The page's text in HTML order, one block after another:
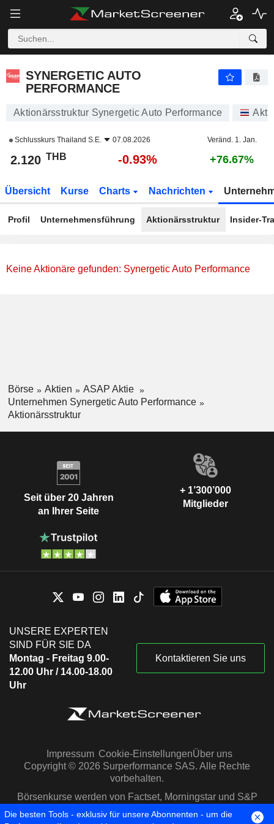
SYNERGETIC AUTO
PERFORMANCE
Aktionärsstruktur Synergetic Auto Performance
Schlusskurs Thailand S.E. 07.08.2026 Veränd. 1. Jan.
2.120 THB -0.93% +76.67%
Übersicht Kurse Charts Nachrichten
Profil Unternehmensführung Aktionärsstruktur Insider-
Keine Aktionäre gefunden: Synergetic Auto Performance
Börse Aktien
ASAP Aktie
Unternehmen Synergetic Auto Performance
Aktionärsstruktur
Seit über 20 Jahren
an Ihrer Seite
+ 1’300’000
Mitglieder
UNSERE EXPERTEN
SIND FÜR SIE DA
Montag - Freitag 9.00-
12.00 Uhr / 14.00-18.00
Uhr
Kontaktieren Sie uns
Impressum Cookie-EinstellungenÜber uns
Copyright © 2026 Surperformance SAS. Alle Rechte
vorbehalten.
Börsenkurse werden von Factset, Morningstar und S&P
Capital IQ zur Verfügung gestellt
Die besten Tools - exklusiv für unsere Abonnenten - um die